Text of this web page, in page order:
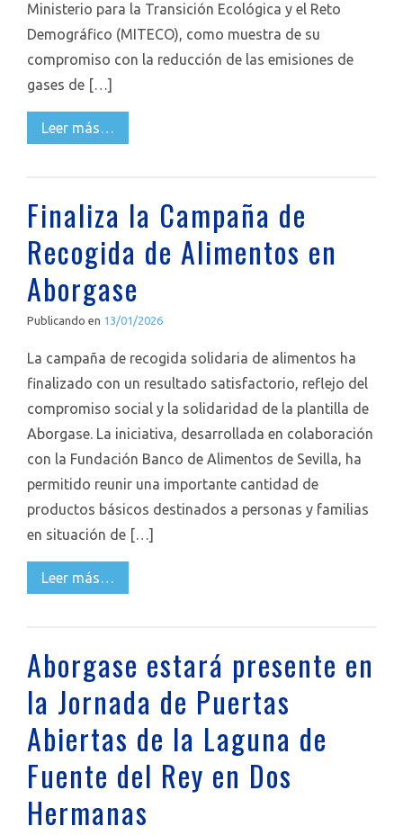
Ministerio para la Transición Ecológica y el Reto
Demográfico (MITECO), como muestra de su
compromiso con la reducción de las emisiones de
gases de […]
Leer más…
Finaliza la Campaña de
Recogida de Alimentos en
Aborgase
Publicando en 13/01/2026
La campaña de recogida solidaria de alimentos ha
finalizado con un resultado satisfactorio, reflejo del
compromiso social y la solidaridad de la plantilla de
Aborgase. La iniciativa, desarrollada en colaboración
con la Fundación Banco de Alimentos de Sevilla, ha
permitido reunir una importante cantidad de
productos básicos destinados a personas y familias
en situación de […]
Leer más…
Aborgase estará presente en
la Jornada de Puertas
Abiertas de la Laguna de
Fuente del Rey en Dos
Hermanas